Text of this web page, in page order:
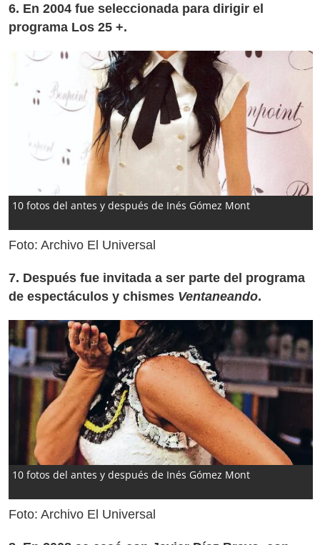
6. En 2004 fue seleccionada para dirigir el
programa Los 25 +.
10 fotos del antes y después de Inés Gómez Mont
Foto: Archivo El Universal
7. Después fue invitada a ser parte del programa
de espectáculos y chismes Ventaneando.
10 fotos del antes y después de Inés Gómez Mont
Foto: Archivo El Universal